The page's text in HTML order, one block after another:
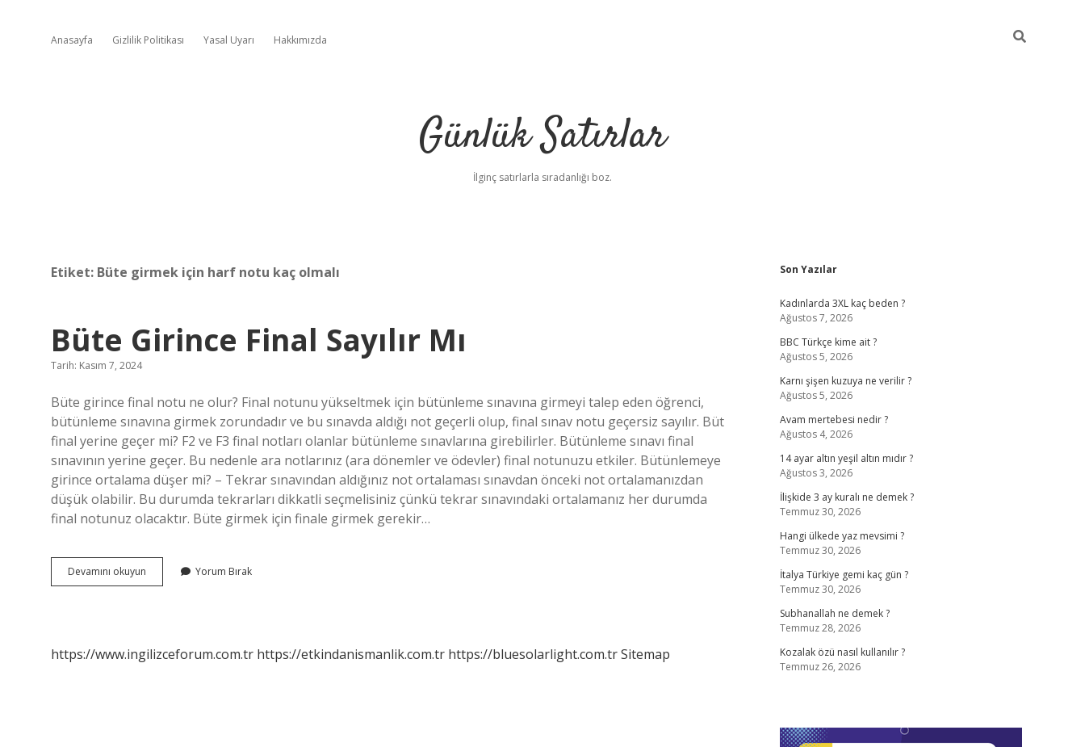
Anasayfa Gizlilik Politikası Yasal Uyarı Hakkımızda
Günlük Satırlar
İlginç satırlarla sıradanlığı boz.
Etiket: Büte girmek için harf notu kaç olmalı
Büte Girince Final Sayılır Mı
Tarih: Kasım 7, 2024
Büte girince final notu ne olur? Final notunu yükseltmek için bütünleme sınavına girmeyi talep eden öğrenci,
bütünleme sınavına girmek zorundadır ve bu sınavda aldığı not geçerli olup, final sınav notu geçersiz sayılır. Büt
final yerine geçer mi? F2 ve F3 final notları olanlar bütünleme sınavlarına girebilirler. Bütünleme sınavı final
sınavının yerine geçer. Bu nedenle ara notlarınız (ara dönemler ve ödevler) final notunuzu etkiler. Bütünlemeye
girince ortalama düşer mi? – Tekrar sınavından aldığınız not ortalaması sınavdan önceki not ortalamanızdan
düşük olabilir. Bu durumda tekrarları dikkatli seçmelisiniz çünkü tekrar sınavındaki ortalamanız her durumda
final notunuz olacaktır. Büte girmek için finale girmek gerekir…
Devamını okuyun
Girince
Yorum Bırak
https://www.ingilizceforum.com.tr https://etkindanismanlik.com.tr https://bluesolarlight.com.trSitemap
Sidebar
Son Yazılar
Kadınlarda 3XL kaç beden ?
Ağustos 7, 2026
BBC Türkçe kime ait ?
Ağustos 5, 2026
Karnı şişen kuzuya ne verilir ?
Ağustos 5, 2026
Avam mertebesi nedir ?
Ağustos 4, 2026
14 ayar altın yeşil altın mıdır ?
Ağustos 3, 2026
İlişkide 3 ay kuralı ne demek ?
Temmuz 30, 2026
Hangi ülkede yaz mevsimi ?
Temmuz 30, 2026
İtalya Türkiye gemi kaç gün ?
Temmuz 30, 2026
Subhanallah ne demek ?
Temmuz 28, 2026
Kozalak özü nasıl kullanılır ?
Temmuz 26, 2026